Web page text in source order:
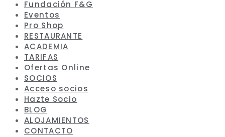
Fundación F&G
Eventos
Pro Shop
RESTAURANTE
ACADEMIA
TARIFAS
Ofertas Online
SOCIOS
Acceso socios
Hazte Socio
BLOG
ALOJAMIENTOS
CONTACTO